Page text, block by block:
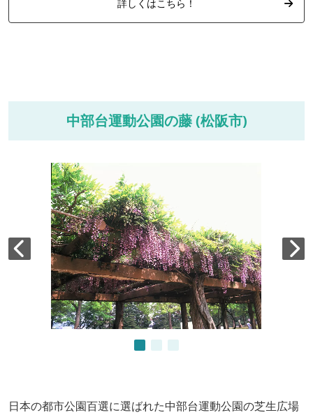
詳しくはこちら！
中部台運動公園の藤 (松阪市)
日本の都市公園百選に選ばれた中部台運動公園の芝生広場